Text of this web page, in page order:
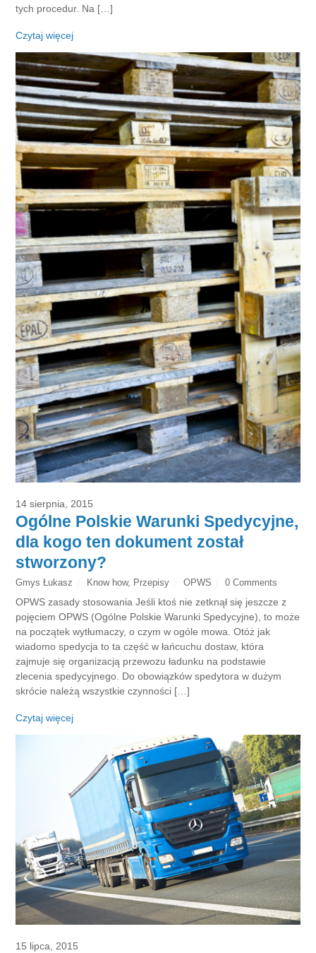
tych procedur. Na […]
Czytaj więcej
14 sierpnia, 2015
Ogólne Polskie Warunki Spedycyjne,
dla kogo ten dokument został
stworzony?
Gmys Łukasz Know how, Przepisy OPWS 0 Comments
OPWS zasady stosowania Jeśli ktoś nie zetknął się jeszcze z
pojęciem OPWS (Ogólne Polskie Warunki Spedycyjne), to może
na początek wytłumaczy, o czym w ogóle mowa. Otóż jak
wiadomo spedycja to ta część w łańcuchu dostaw, która
zajmuje się organizacją przewozu ładunku na podstawie
zlecenia spedycyjnego. Do obowiązków spedytora w dużym
skrócie należą wszystkie czynności […]
Czytaj więcej
15 lipca, 2015